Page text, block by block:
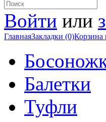
Войти или
ГлавнаяЗакладки (0)Корзина
Балетки
Туфли